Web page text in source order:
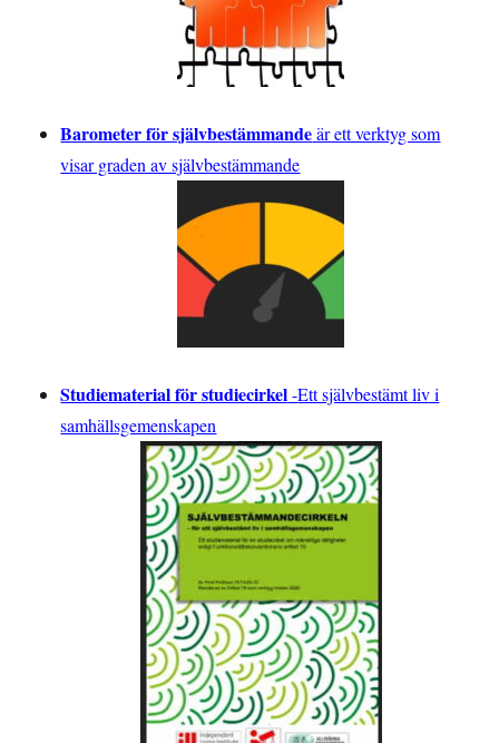
Barometer för självbestämmandeär ett verktyg som
visar graden av självbestämmande
Studiematerial för studiecirkel-Ett självbestämt liv i
samhällsgemenskapen